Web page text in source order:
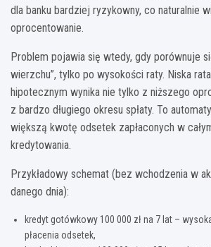
dla banku bardziej ryzykowny, co naturalnie
oprocentowanie.
Problem pojawia się wtedy, gdy porównuje
wierzchu”, tylko po wysokości raty. Niska
hipotecznym wynika nie tylko z niższego
z bardzo długiego okresu spłaty. To
większą kwotę odsetek zapłaconych w
kredytowania.
Przykładowy schemat (bez wchodzenia w
danego dnia):
kredyt gotówkowy 100 000 zł na 7 lat –
płacenia odsetek,